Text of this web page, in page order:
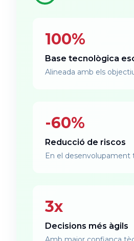
100%
Base tecnològica
Alineada amb els
-60%
Reducció de riscos
En el desenvolupament
3x
Decisions més àgils